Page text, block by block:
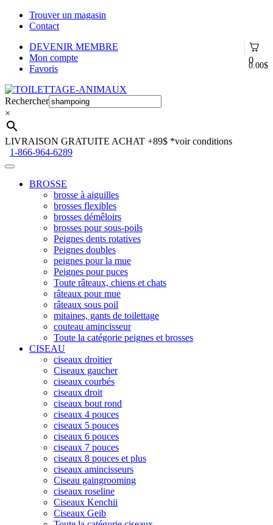
Trouver un magasin
Contact
0
0.00$
DEVENIR MEMBRE
Mon compte
Favoris
Aller
à
la
navigation
Aller
au
contenu
Rechercher
×
LIVRAISON GRATUITE ACHAT +89$ *voir conditions
1-866-964-6289
BROSSE
brosse à aiguilles
brosses flexibles
brosses démêloirs
brosses pour sous-poils
Peignes dents rotatives
Peignes doubles
peignes pour la mue
Peignes pour puces
Toute râteaux, chiens et chats
râteaux pour mue
râteaux sous poil
mitaines, gants de toilettage
couteau amincisseur
Toute la catégorie peignes et brosses
CISEAU
ciseaux droitier
Ciseaux gaucher
ciseaux courbés
ciseaux droit
ciseaux bout rond
ciseaux 4 pouces
ciseaux 5 pouces
ciseaux 6 pouces
ciseaux 7 pouces
ciseaux 8 pouces et plus
ciseaux amincisseurs
Ciseau gaingrooming
ciseaux roseline
Ciseaux Kenchii
Ciseaux Geib